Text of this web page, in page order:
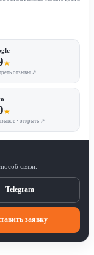
★
отзывы ↗
★
· открыть ↗
связи.
Telegram
заявку